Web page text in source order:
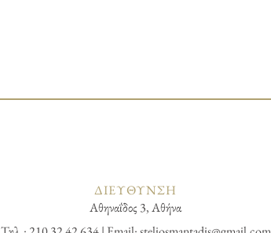
ΔΙΕΥΘΥΝΣΗ
Αθηναΐδος 3, Αθήνα